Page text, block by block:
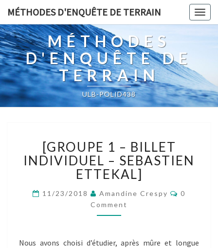
MÉTHODES D'ENQUÊTE DE TERRAIN
MÉTHODES
D'ENQUÊTE DE
TERRAIN
ULB-POLID438
1
BILLET
INDIVIDUEL
ETTEKAL]
[GROUPE 1 – BILLET
INDIVIDUEL – SEBASTIEN
ETTEKAL]
11/23/2018 Amandine Crespy
0
Comment
Nous avons choisi d’étudier, après mûre et longue